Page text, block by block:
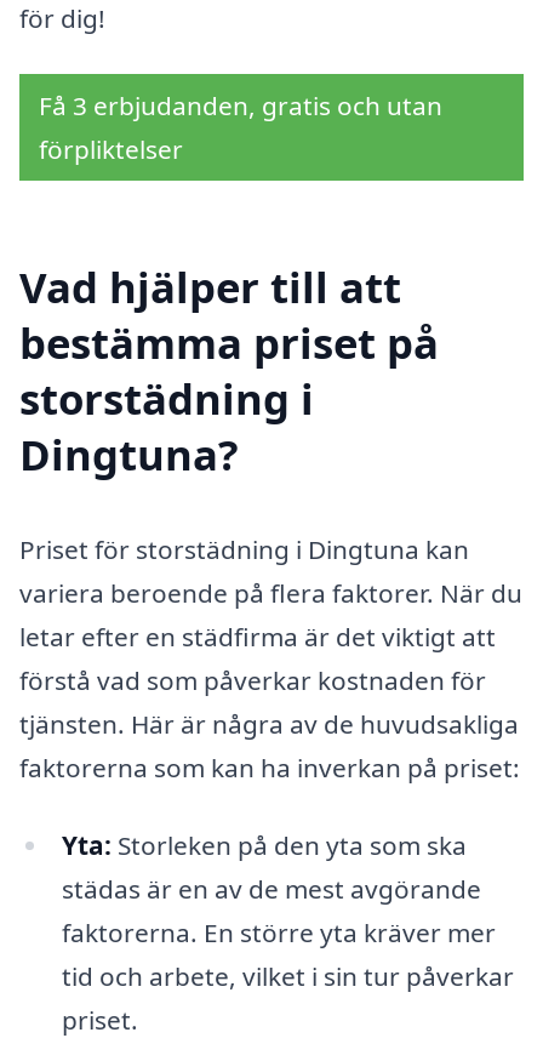
för dig!
Få 3 erbjudanden, gratis och utan
förpliktelser
Vad hjälper till att
bestämma priset på
storstädning i
Dingtuna?
Priset för storstädning i Dingtuna kan
variera beroende på flera faktorer. När du
letar efter en städfirma är det viktigt att
förstå vad som påverkar kostnaden för
tjänsten. Här är några av de huvudsakliga
faktorerna som kan ha inverkan på priset:
Yta: Storleken på den yta som ska
städas är en av de mest avgörande
faktorerna. En större yta kräver mer
tid och arbete, vilket i sin tur påverkar
priset.